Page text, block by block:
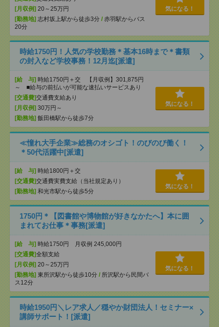
[月収例] 20～25万円
[勤務地] 志村坂上駅から徒歩3分 / 赤羽駅からバス
20分
気になる！
時給1750円！人気の学校勤務＊基本16時まで＊書類
の封入など学校事務！12月迄[派遣]
[給 与] 時給1750円＋交 【月収例】301,875円
～ ■給与の前払いが可能な速払いサービスあり
[交通費]交通費支給あり
[月収例] 30万円～
[勤務地] 飯田橋駅から徒歩7分
気になる！
≪憧れ大手企業≫総務のオシゴト！のびのび働く！
＊50代活躍中[派遣]
[給 与] 時給1800円＋交
[交通費]交通費実費支給（当社規定あり）
[勤務地] 和光市駅から徒歩5分
気になる！
1750円＊【図書館や博物館が好きなかたへ】本に囲
まれてお仕事＊事務[派遣]
[給 与] 時給1750円 月収例 245,000円
[交通費]全額支給
[月収例] 20～25万円
[勤務地] 東所沢駅から徒歩10分 / 所沢駅から民間バ
ス12分
気になる！
時給1950円＼レア求人／穏やか財団法人！セミナー×
講師サポート！[派遣]